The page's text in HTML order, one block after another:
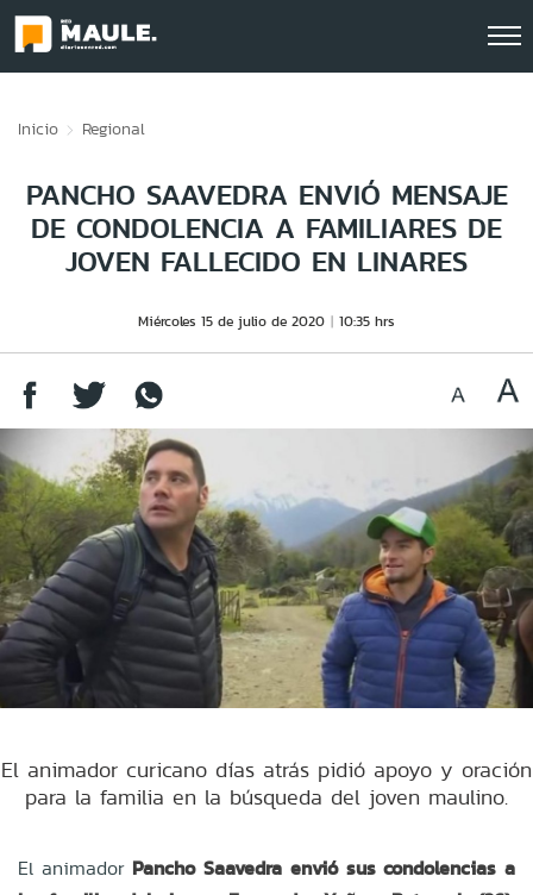
Inicio Regional
PANCHO SAAVEDRA ENVIÓ MENSAJE
DE CONDOLENCIA A FAMILIARES DE
JOVEN FALLECIDO EN LINARES
Miércoles 15 de julio de 2020 10:35 hrs
El animador curicano días atrás pidió apoyo y oración
para la familia en la búsqueda del joven maulino.
El animador Pancho Saavedra envió sus condolencias a